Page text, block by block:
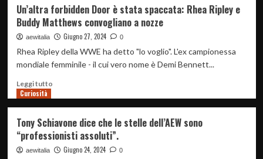
Un’altra forbidden Door è stata spaccata: Rhea Ripley e
Buddy Matthews convogliano a nozze
aewitalia Giugno 27, 2024 0
Rhea Ripley della WWE ha detto "lo voglio". L'ex campionessa
mondiale femminile - il cui vero nome è Demi Bennett...
Leggi tuttoLeggi
Un’altra
forbidden
Door
Curiosità
Tony Schiavone dice che le stelle dell’AEW sono
“professionisti assoluti”.
aewitalia Giugno 24, 2024 0